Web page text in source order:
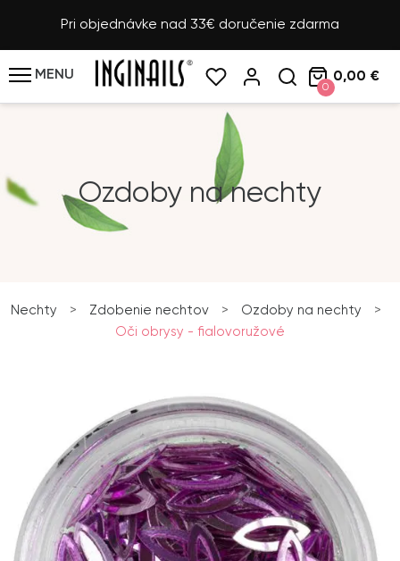
Pri objednávke nad 33€ doručenie zdarma
MENU
0
0,00 €
Ozdoby na nechty
Nechty > Zdobenie nechtov > Ozdoby na nechty
>
Oči obrysy - fialovoružové